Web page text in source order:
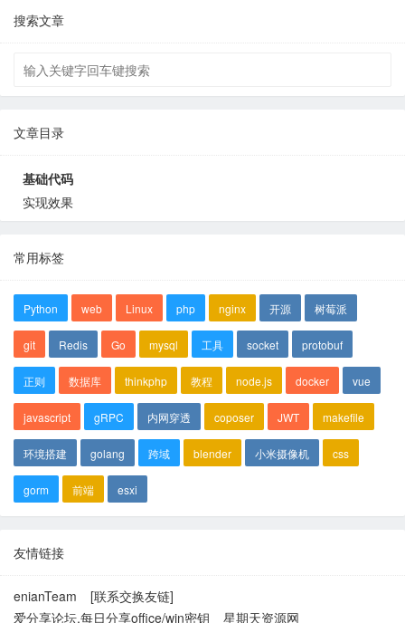
搜索文章
文章目录
基础代码
实现效果
常用标签
Python web Linux php nginx 开源 树莓派
git Redis Go mysql 工具 socket protobuf
正则 数据库 thinkphp 教程 node.js docker vue
javascript gRPC 内网穿透 coposer JWT makefile
环境搭建 golang 跨域 blender 小米摄像机 css
gorm 前端 esxi
友情链接
enianTeam
[联系交换友链]
爱分享论坛,每日分享office/win密钥
星期天资源网